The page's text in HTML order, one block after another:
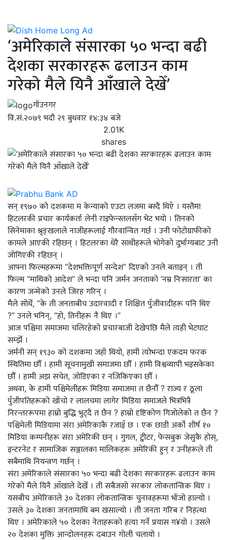
‘अमेरिकाले संसारका ५० भन्दा बढी
देशका सरकारहरू ढलाउन काम
गरेको मैले यिनै आँखाले देखेँ’
गाँउनगर
वि.सं.२०७९ भदौ २९ बुधवार १४:३४ बजे
2.01K
shares
सन् १९७० को दशकमा म केन्याको एउटा लजमा बस्दै थिएँ । यस्तैमा
हिटलरकी प्रचार कार्यकर्ता लेनी राइफेन्स्तलसँग भेट भयो । तिनको
सिनेमाका श्रृङ्खलाले नाजीहरूलाई गौरवान्वित गर्छ । उनी फोटोग्राफीको
कामले आएकी रहिछन् । हिटलरका धेरै साथीहरूले भोगेको दुर्भाग्यबाट उनी
जोगिएकी रहिछन् ।
आफ्ना फिल्महरूमा “देशभक्तिपूर्ण सन्देश” दिएको उनले बताइन् । ती
फिल्म “माथिको आदेश” ले भन्दा पनि जर्मन जनताको ‘नम्र निःसारता’ का
कारण जन्मेको उनले जिरह गरिन् ।
मैले सोधेँ, “के ती जनताबीच उदारवादी र शिक्षित पुँजीवादीहरू पनि थिए
?” उनले भनिन्, “हो, तिनीहरू नै थिए ।”
आज पश्चिमा समाजमा चलिरहेको प्रचारबाजी देखेपछि मैले त्यही भेटघाट
सम्झेँ ।
जर्मनी सन् १९३० को दशकमा जहाँ थियो, हामी त्योभन्दा एकदम फरक
स्थितिमा छौँ । हामी सूचनामुखी समाजमा छौँ । हामी विश्वव्यापी भइसकेका
छौँ । हामी अझ सचेत, जोडिएका र नजिकिएका छौँ ।
अथवा, के हामी पश्चिमेलीहरू मिडिया समाजमा त छैनौँ ? राज्य र ठूला
पुँजीपतिहरूको खाँचो र लालचमा लागेर मिडिया समाजले भित्रभित्रै
निरन्तररूपमा हाम्रो बुद्धि भुट्दै त छैन ? हाम्रो दृष्टिकोण गिजोलेको त छैन ?
पश्चिमेली मिडियामा संरा अमेरिकाकै रजाइँ छ । एक छाडी अर्को शीर्ष १०
मिडिया कम्पनीहरू संरा अमेरिकी छन् । गुगल, ट्वीटर, फेसबुक जेसुकै होस्,
इन्टरनेट र सामाजिक सञ्जालका मालिकहरू अमेरिकी हुन् र उनीहरूले ती
सबैमाथि नियन्त्रण गर्छन् ।
संरा अमेरिकाले संसारका ५० भन्दा बढी देशका सरकारहरू ढलाउन काम
गरेको मैले यिनै आँखाले देखेँ । ती सबैजसो सरकार लोकतान्त्रिक थिए ।
यसबीच अमेरिकाले ३० देशका लोकतान्त्रिक चुनावहरूमा भाँजो हाल्यो ।
उसले ३० देशका जनतामाथि बम खसाल्यो । ती जनता गरिब र निहत्था
थिए । अमेरिकाले ५० देशका नेताहरूको हत्या गर्ने प्रयास ग¥यो । उसले
२० देशका मुक्ति आन्दोलनहरू दबाउन गोली चलायो ।